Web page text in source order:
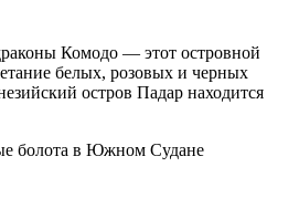
Комодо — этот островной
белых, розовых и черных
остров Падар находится